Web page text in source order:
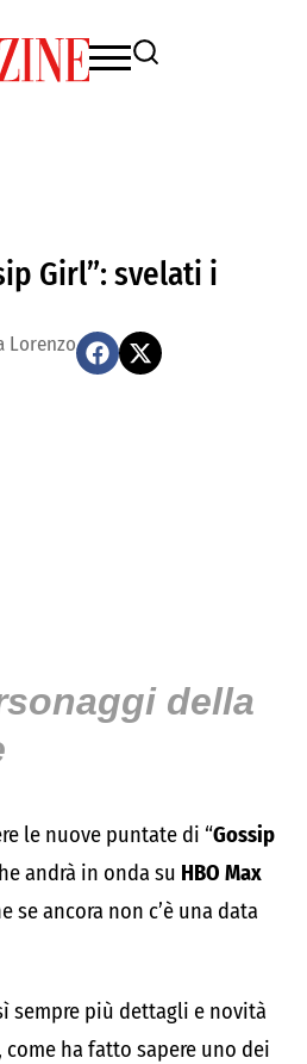
Girl”: svelati i
Lorenzo
della
le nuove puntate di “Gossip
andrà in onda su HBO Max
se ancora non c’è una data
sempre più dettagli e novità
ha fatto sapere uno dei